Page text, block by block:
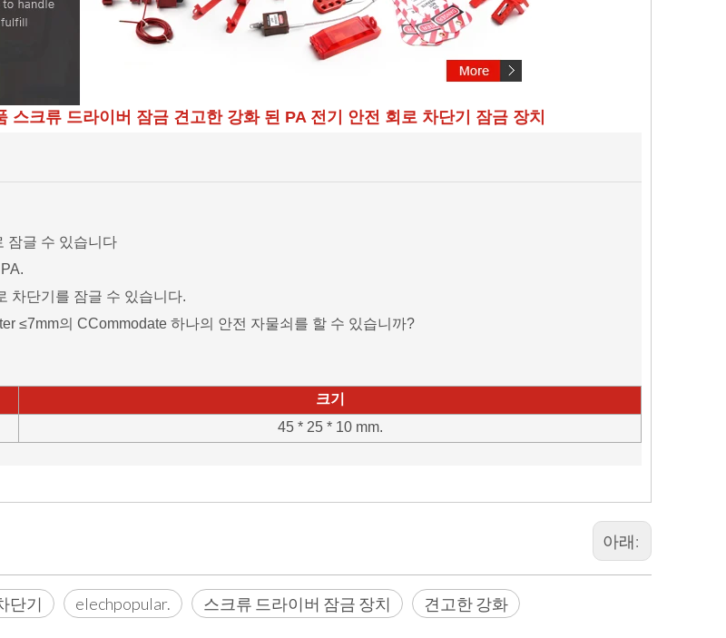
스크류 드라이버 잠금 견고한 강화 된 PA 전기 안전 회로 차단기 잠금 장치
잠글 수 있습니다
차단기를 잠글 수 있습니다.
≤7mm의 CCommodate 하나의 안전 자물쇠를 할 수 있습니까?
크기
45 * 25 * 10 mm.
아래:
단기 elechpopular. 스크류 드라이버 잠금 장치 견고한 강화